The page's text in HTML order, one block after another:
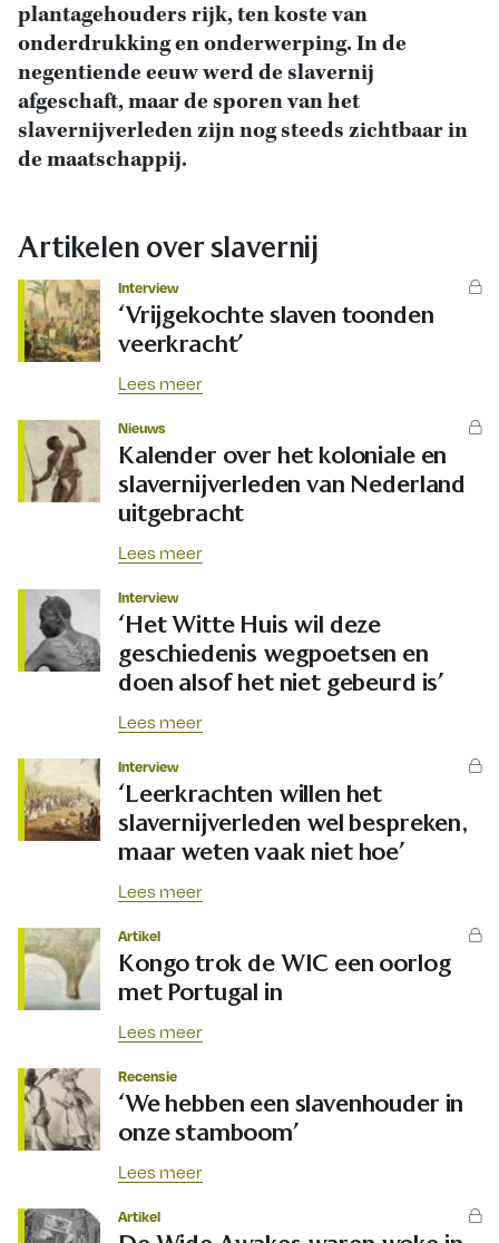
plantagehouders rijk, ten koste van
onderdrukking en onderwerping. In de
negentiende eeuw werd de slavernij
afgeschaft, maar de sporen van het
slavernijverleden zijn nog steeds zichtbaar in
de maatschappij.
Artikelen over slavernij
Interview
‘Vrijgekochte slaven toonden
veerkracht’
Lees meer
Nieuws
Kalender over het koloniale en
slavernijverleden van Nederland
uitgebracht
Lees meer
Interview
‘Het Witte Huis wil deze
geschiedenis wegpoetsen en
doen alsof het niet gebeurd is’
Lees meer
Interview
‘Leerkrachten willen het
slavernijverleden wel bespreken,
maar weten vaak niet hoe’
Lees meer
Artikel
Kongo trok de WIC een oorlog
met Portugal in
Lees meer
Recensie
‘We hebben een slavenhouder in
onze stamboom’
Lees meer
Artikel